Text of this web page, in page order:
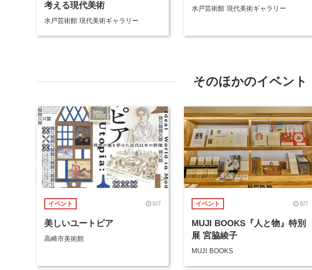
考える現代美術
水戸芸術館 現代美術ギャラリー
水戸芸術館 現代美術ギャラリー
そのほかのイベント
イベント 8/7
美しいユートピア
高崎市美術館
イベント 8/7
MUJI BOOKS『人と物』特別
展 宮脇綾子
MUJI BOOKS